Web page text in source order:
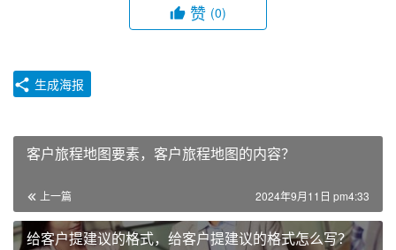
赞 (0)
生成海报
客户旅程地图要素，客户旅程地图的内容？
上一篇 2024年9月11日 pm4:33
给客户提建议的格式，给客户提建议的格式怎么写？